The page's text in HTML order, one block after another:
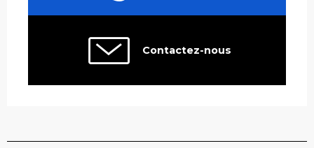
Contactez-nous